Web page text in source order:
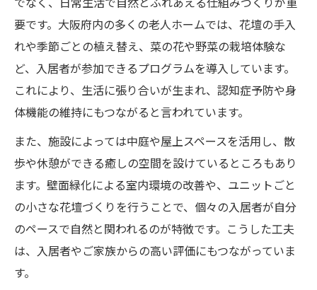
例
要です。大阪府内の多くの老人ホームでは、花壇の手入
れや季節ごとの植え替え、菜の花や野菜の栽培体験な
ど、入居者が参加できるプログラムを導入しています。
これにより、生活に張り合いが生まれ、認知症予防や身
体機能の維持にもつながると言われています。
また、施設によっては中庭や屋上スペースを活用し、散
歩や休憩ができる癒しの空間を設けているところもあり
ます。壁面緑化による室内環境の改善や、ユニットごと
の小さな花壇づくりを行うことで、個々の入居者が自分
のペースで自然と関われるのが特徴です。こうした工夫
は、入居者やご家族からの高い評価にもつながっていま
す。